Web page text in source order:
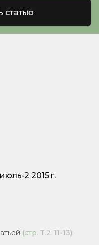
статью
2 2015 г.
(стр. Т.2. 11-13):